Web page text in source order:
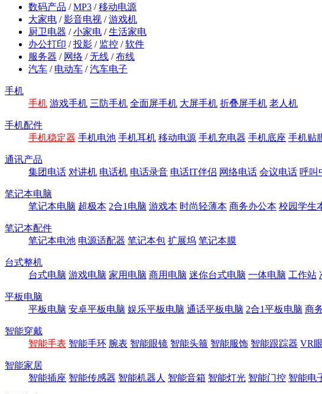
数码产品 /MP3 /移动电源
大家电 /影音电视 /游戏机
厨卫电器 /小家电 /生活家电
办公打印 /投影 / 监控 /软件
服务器 / 网络 /无线 /布线
汽车 / 电动车 /汽车电子
手机
手机 游戏手机 三防手机 全面屏手机 大屏手机 折叠屏手机 老人机
手机配件
手机稳定器 手机电池 手机耳机 移动电源 手机充电器 手机底座 手机贴
通讯产品
集团电话 对讲机 电话机 电话录音 电话IT伴侣 网络电话 会议电话 呼叫
笔记本电脑
笔记本电脑 超极本 2合1电脑 游戏本 时尚轻薄本 商务办公本 校园学生
笔记本配件
笔记本电池 电源适配器 笔记本包 扩展坞 笔记本膜
台式整机
台式电脑 游戏电脑 家用电脑 商用电脑 迷你台式电脑 一体电脑 工作站
平板电脑
平板电脑 安卓平板电脑 娱乐平板电脑 通话平板电脑 2合1平板电脑 商
智能穿戴
智能手表 智能手环 腕表 智能眼镜 智能头箍 智能服饰 智能跟踪器 VR
智能家居
智能插座 智能传感器 智能机器人 智能音箱 智能灯光 智能门控 智能电